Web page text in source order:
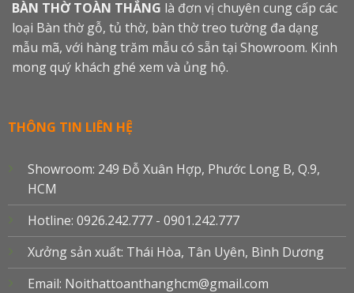
BÀN THỜ TOÀN THẮNG là đơn vị chuyên cung cấp các
loại Bàn thờ gỗ, tủ thờ, bàn thờ treo tường đa dạng
mẫu mã, với hàng trăm mẫu có sẵn tại Showroom. Kinh
mong quý khách ghé xem và ủng hộ.
THÔNG TIN LIÊN HỆ
Showroom: 249 Đỗ Xuân Hợp, Phước Long B, Q.9,
HCM
Hotline: 0926.242.777 - 0901.242.777
Xưởng sản xuất: Thái Hòa, Tân Uyên, Bình Dương
Email: Noithattoanthanghcm@gmail.com